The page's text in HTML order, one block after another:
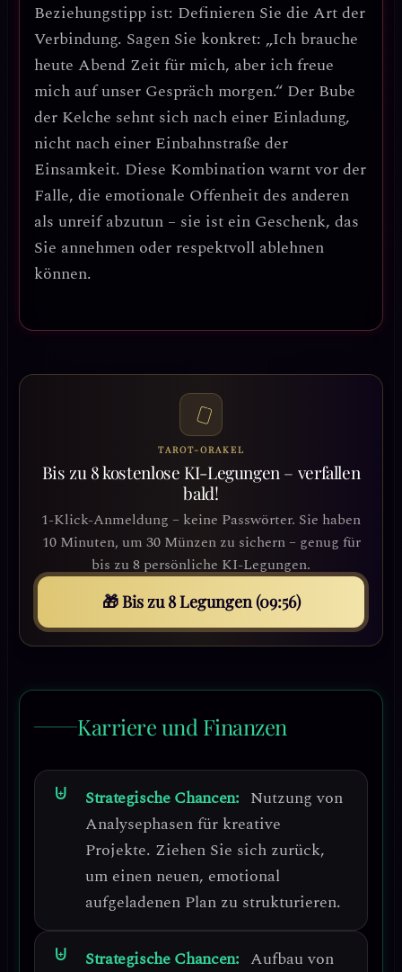
Beziehungstipp ist: Definieren Sie die Art der
Verbindung. Sagen Sie konkret: „Ich brauche
heute Abend Zeit für mich, aber ich freue
mich auf unser Gespräch morgen.“ Der Bube
der Kelche sehnt sich nach einer Einladung,
nicht nach einer Einbahnstraße der
Einsamkeit. Diese Kombination warnt vor der
Falle, die emotionale Offenheit des anderen
als unreif abzutun – sie ist ein Geschenk, das
Sie annehmen oder respektvoll ablehnen
können.
TAROT-ORAKEL
Bis zu 8 kostenlose KI-Legungen – verfallen
bald!
1-Klick-Anmeldung – keine Passwörter. Sie haben
10 Minuten, um 30 Münzen zu sichern – genug für
bis zu 8 persönliche KI-Legungen.
🎁 Bis zu 8 Legungen (09:53)
Karriere und Finanzen
Strategische Chancen: Nutzung von
Analysephasen für kreative
Projekte. Ziehen Sie sich zurück,
um einen neuen, emotional
aufgeladenen Plan zu strukturieren.
Strategische Chancen: Aufbau von